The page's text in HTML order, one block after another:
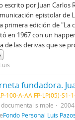
escrito por Juan Carlos
epistolar de
primera edición de "La
en 1967 con un
de las derivas que se
100-A-AA FP-LP(05)-S1-
simple
2004
Fondo Personal Luis Pazos